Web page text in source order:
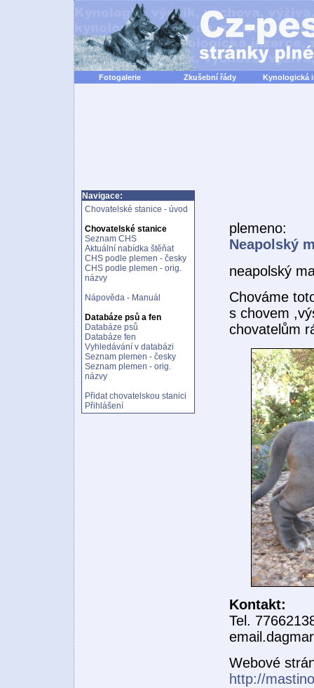
Fotogalerie Zkušební řády Kynologická
Navigace:
Chovatelské stanice - úvod
Chovatelské stanice
Seznam CHS
Aktuální nabídka štěňat
CHS podle plemen - česky
CHS podle plemen - orig.
názvy
Nápověda - Manuál
Databáze psů a fen
Databáze psů
Databáze fen
Vyhledávání v databázi
Seznam plemen - česky
Seznam plemen - orig.
názvy
Přidat chovatelskou stanici
Přihlášení
plemeno:
Neapolský
neapolský
Chováme
s chovem
chovatelům
Kontakt:
Tel.
Webové
http://